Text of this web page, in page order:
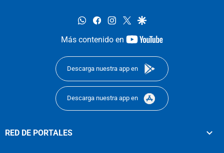
whatsappfacebookinstagram
twittergoogle
Más contenido en
youtube-
Descarga nuestra app en
Descarga nuestra app en
RED DE PORTALES